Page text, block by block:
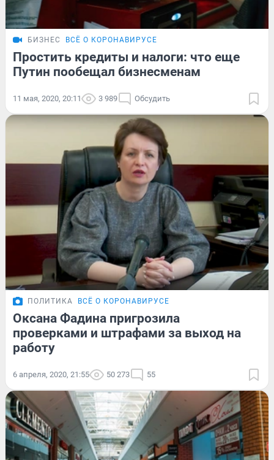
БИЗНЕС ВСЁ О КОРОНАВИРУСЕ
Простить кредиты и налоги: что еще
Путин пообещал бизнесменам
11 мая, 2020, 20:11 3 989 Обсудить
ПОЛИТИКА ВСЁ О КОРОНАВИРУСЕ
Оксана Фадина пригрозила
проверками и штрафами за выход на
работу
6 апреля, 2020, 21:55 50 273 55